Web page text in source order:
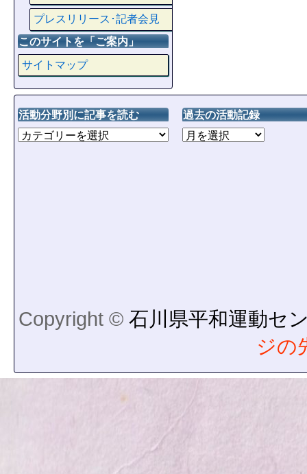
プレスリリース･記者会見
このサイトを「ご案内」
サイトマップ
活動分野別に記事を読む 過去の活動記録
Copyright © 石川県平和運動セ
ジの